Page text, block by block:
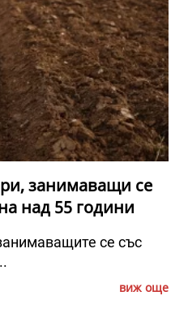
занимаващи се
над 55 години
се със
виж още